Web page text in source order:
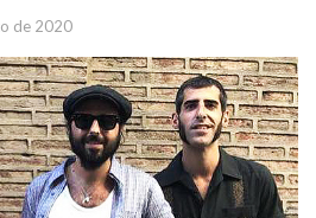
de 2020